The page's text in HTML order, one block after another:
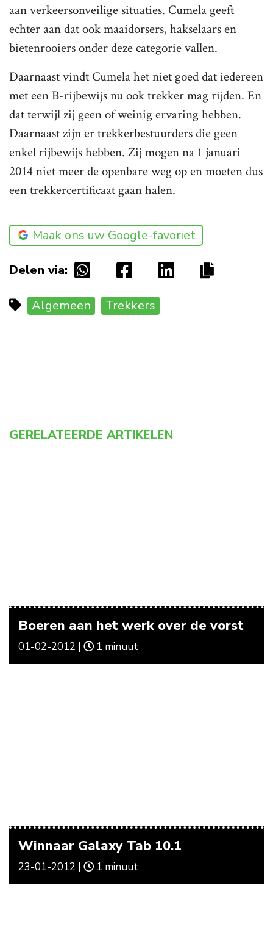
aan verkeersonveilige situaties. Cumela geeft
echter aan dat ook maaidorsers, hakselaars en
bietenrooiers onder deze categorie vallen.
Daarnaast vindt Cumela het niet goed dat iedereen
met een B-rijbewijs nu ook trekker mag rijden. En
dat terwijl zij geen of weinig ervaring hebben.
Daarnaast zijn er trekkerbestuurders die geen
enkel rijbewijs hebben. Zij mogen na 1 januari
2014 niet meer de openbare weg op en moeten dus
een trekkercertificaat gaan halen.
Maak ons uw Google-favoriet
Delen via:
Algemeen Trekkers
GERELATEERDE ARTIKELEN
Boeren aan het werk over de vorst
01-02-2012 | 1 minuut
Winnaar Galaxy Tab 10.1
23-01-2012 | 1 minuut